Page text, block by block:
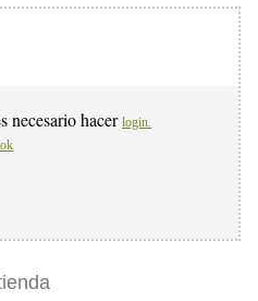
necesario hacer login.